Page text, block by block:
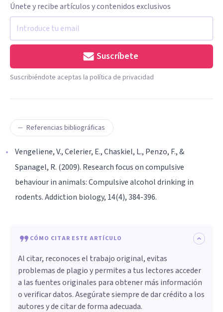
Únete y recibe artículos y contenidos exclusivos
Suscríbete
Suscribiéndote aceptas la política de privacidad
Referencias bibliográficas
Vengeliene, V., Celerier, E., Chaskiel, L., Penzo, F., &
Spanagel, R. (2009). Research focus on compulsive
behaviour in animals: Compulsive alcohol drinking in
rodents. Addiction biology, 14(4), 384-396.
CÓMO CITAR ESTE ARTÍCULO
Al citar, reconoces el trabajo original, evitas
problemas de plagio y permites a tus lectores acceder
a las fuentes originales para obtener más información
o verificar datos. Asegúrate siempre de dar crédito a los
autores y de citar de forma adecuada.